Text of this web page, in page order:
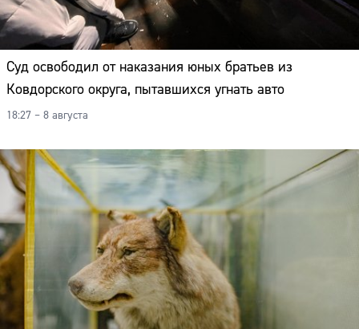
Суд освободил от наказания юных братьев из
Ковдорского округа, пытавшихся угнать авто
18:27 – 8 августа